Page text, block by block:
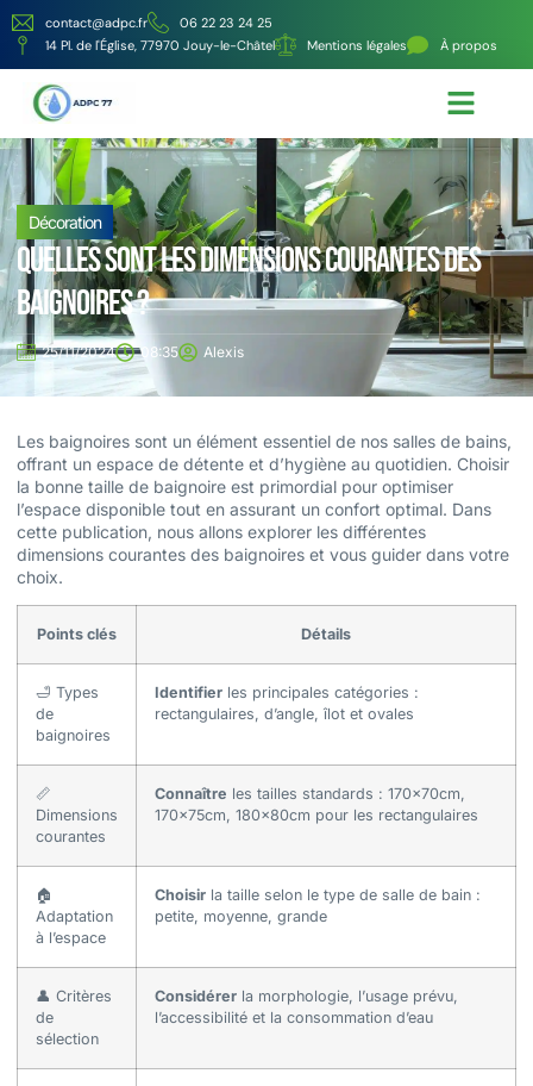
contact@adpc.fr
06 22 23 24 25
14 Pl. de l'Église, 77970 Jouy-le-Châtel
Mentions légales À propos
Décoration
Quelles sont les dimensions courantes des
baignoires ?
25/11/2024 08:35 Alexis
Les baignoires sont un élément essentiel de nos salles de bains,
offrant un espace de détente et d’hygiène au quotidien. Choisir
la bonne taille de baignoire est primordial pour optimiser
l’espace disponible tout en assurant un confort optimal. Dans
cette publication, nous allons explorer les différentes
dimensions courantes des baignoires et vous guider dans votre
choix.
Points clés Détails
🛁 Types
de
baignoires
Identifier les principales catégories :
rectangulaires, d’angle, îlot et ovales
📏
Dimensions
courantes
Connaître les tailles standards : 170x70cm,
170x75cm, 180x80cm pour les rectangulaires
🏠
Adaptation
à l’espace
Choisir la taille selon le type de salle de bain :
petite, moyenne, grande
👤 Critères
de
sélection
Considérer la morphologie, l’usage prévu,
l’accessibilité et la consommation d’eau